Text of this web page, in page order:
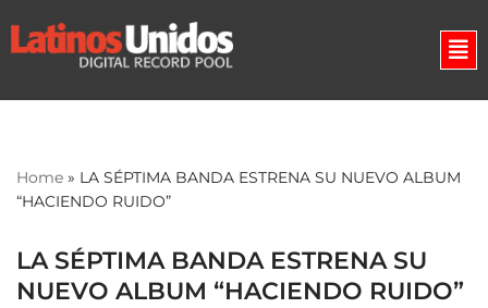
Skip
Home » LA SÉPTIMA BANDA ESTRENA SU NUEVO ALBUM
“HACIENDO RUIDO”
LA SÉPTIMA BANDA ESTRENA SU
NUEVO ALBUM “HACIENDO RUIDO”